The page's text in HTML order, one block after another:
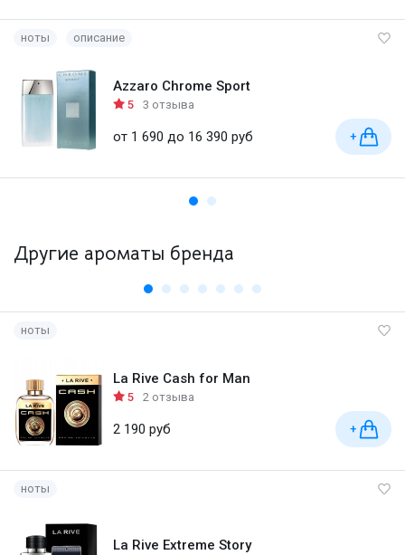
ноты описание
Azzaro Chrome Sport
5 3 отзыва
от 1 690 до 16 390 руб +
Другие ароматы бренда
ноты
La Rive Cash for Man
5 2 отзыва
2 190 руб +
ноты
La Rive Extreme Story